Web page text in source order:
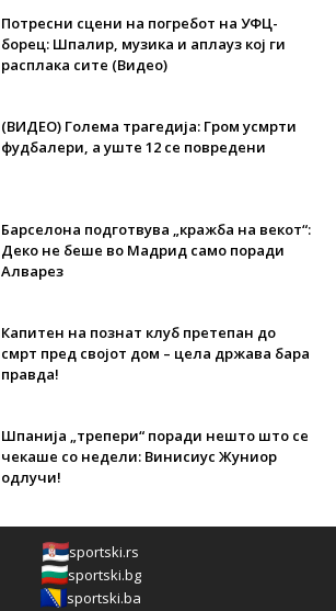
Потресни сцени на погребот на УФЦ-
борец: Шпалир, музика и аплауз кој ги
расплака сите (Видео)
(ВИДЕО) Голема трагедија: Гром усмрти
фудбалери, а уште 12 се повредени
Барселона подготвува „кражба на векот“:
Деко не беше во Мадрид само поради
Алварез
Капитен на познат клуб претепан до
смрт пред својот дом – цела држава бара
правда!
Шпанија „трепери“ поради нешто што се
чекаше со недели: Винисиус Жуниор
одлучи!
sportski.rs
sportski.bg
sportski.ba